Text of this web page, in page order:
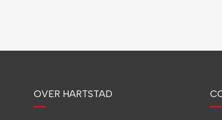
OVER HARTSTAD